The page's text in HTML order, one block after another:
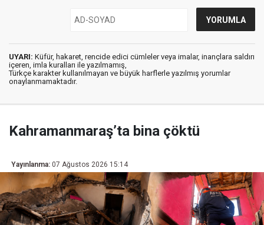
UYARI: Küfür, hakaret, rencide edici cümleler veya imalar, inançlara saldırı
içeren, imla kuralları ile yazılmamış,
Türkçe karakter kullanılmayan ve büyük harflerle yazılmış yorumlar
onaylanmamaktadır.
Kahramanmaraş’ta bina çöktü
Yayınlanma: 07 Ağustos 2026 15:14